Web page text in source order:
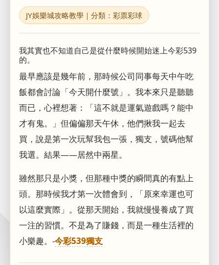
JY娛樂城攻略教學｜分類：彩票彩球
我其實也不知道自己是從什麼時候開始迷上今彩539
的。
最早應該是幾年前，那時候公司同事每天中午吃
飯都會討論「今天開什麼號」。我本來只是聽聽
而已，心裡想著：「這不就是運氣遊戲嗎？能中
才有鬼。」但偏偏那天午休，他們揪我一起去
買，說是第一次玩幫我包一張，獨支，號碼他幫
我選。結果——居然中兩星。
雖然那只是小獎，但那種中獎的瞬間真的有點上
頭。那時候我才第一次體會到，「原來幸運也可
以這麼實際」。從那天開始，我就慢慢養成了買
一注的習慣。不是為了賺錢，而是一種生活裡的
小樂趣。-今彩539獨支